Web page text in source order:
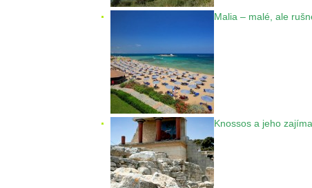
Malia – malé, ale
Knossos a jeho